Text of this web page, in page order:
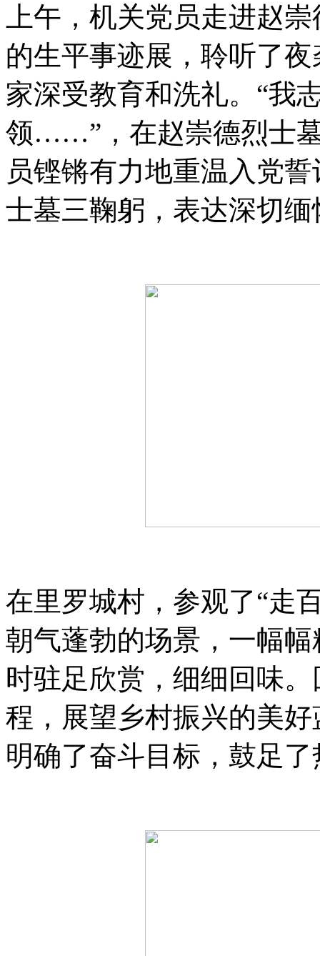
上午，机关党员走进赵
的生平事迹展，聆听了
家深受教育和洗礼。“我
领……”，在赵崇德烈士
员铿锵有力地重温入党
士墓三鞠躬，表达深切
在里罗城村，参观了“走
朝气蓬勃的场景，一幅
时驻足欣赏，细细回味
程，展望乡村振兴的美
明确了奋斗目标，鼓足